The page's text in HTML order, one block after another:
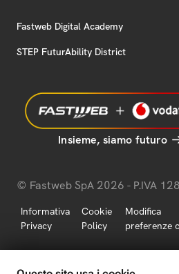
Fastweb Digital Academy
STEP FuturAbility District
Insieme, siamo futuro
© Fastweb SpA 2026 - P.IVA
Informativa
Privacy
Cookie
Policy
Modifica
preferenze